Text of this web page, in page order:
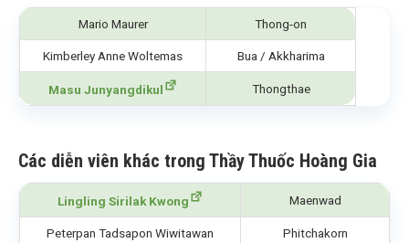
Mario Maurer Thong-on
Kimberley Anne Woltemas Bua / Akkharima
Masu Junyangdikul Thongthae
Các diễn viên khác trong Thầy Thuốc Hoàng Gia
Lingling Sirilak Kwong Maenwad
Peterpan Tadsapon Wiwitawan Phitchakorn